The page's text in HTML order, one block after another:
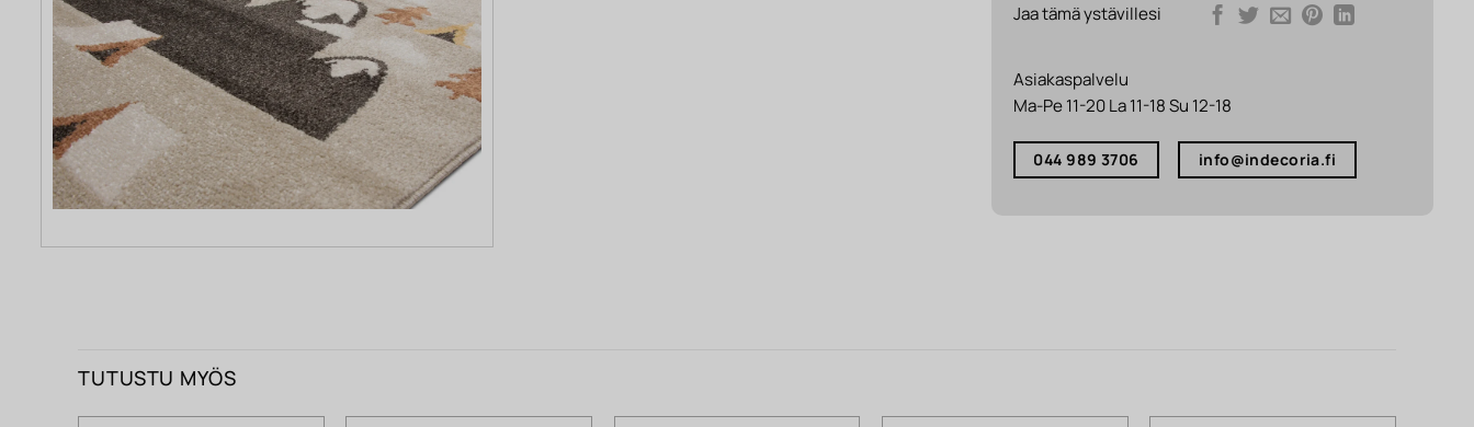
Jaa tämä ystävillesi
Asiakaspalvelu
Ma-Pe 11-20 La 11-18 Su 12-18
044 989 3706 info@indecoria.fi
TUTUSTU MYÖS